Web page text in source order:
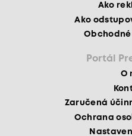
Ako
Ako
Portál
O
Zaručená
Ochrana